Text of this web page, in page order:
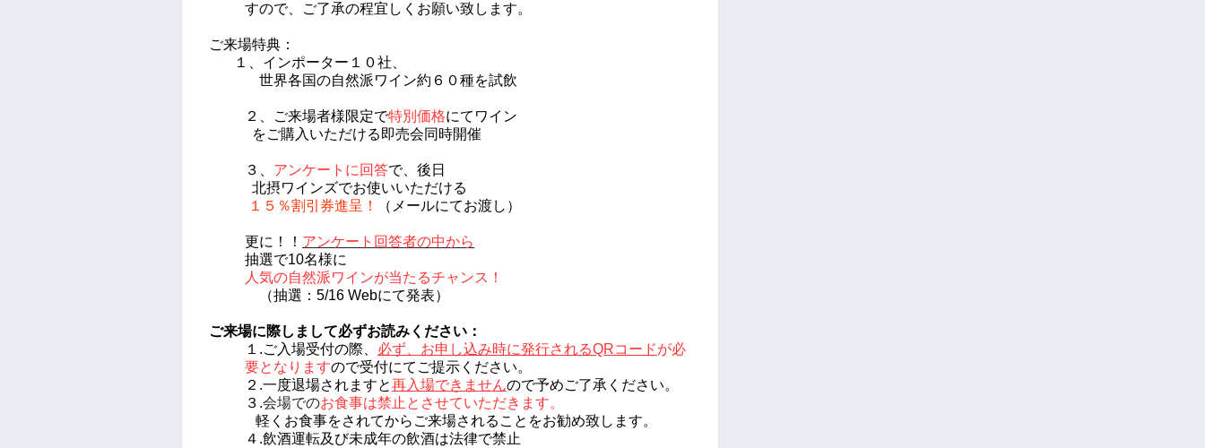
すので、
ご了承の程宜しくお願い致します。
ご来場特典：
１、インポーター１０社、
世界各国の自然派ワイン約６０種を試飲
２、ご来場者様限定で特別価格にてワイン
をご購入いただける 即売会同時開催
３、 アンケートに回答で、後日
北摂ワインズでお使いいただける
１５％割引券進呈 ！ （メールにてお渡し）
更に！！ アンケート回答者の中から
抽選で10名様に
人気の自然派ワインが当たるチャンス！
（抽選：5/16 Webにて発表）
ご来場に際しまして必ずお読みください：
１.ご入場受付の際、 必ず、 お申し込み時に発行されるQRコードが必
要となりますので受付にてご提示ください。
２.一度退場されますと再入場できませんので予めご了承ください。
３.会場でのお食事は禁止とさせていただきます。
軽くお食事をされてから ご来場されることをお勧め致します。
４.飲酒運転及び未成年の飲酒は法律で禁止